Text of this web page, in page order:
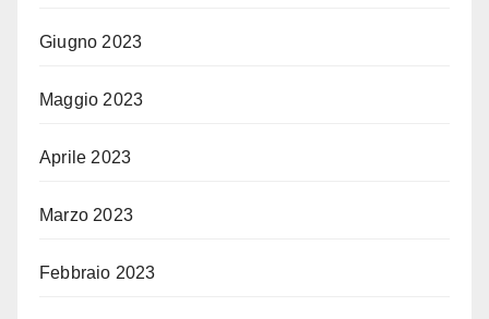
Giugno 2023
Maggio 2023
Aprile 2023
Marzo 2023
Febbraio 2023